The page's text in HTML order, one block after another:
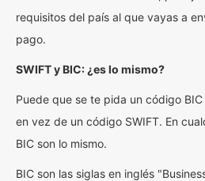
requisitos del país al que vayas a
pago.
SWIFT y BIC: ¿es lo mismo?
Puede que se te pida un código BIC
en vez de un código SWIFT. En
BIC son lo mismo.
BIC son las siglas en inglés